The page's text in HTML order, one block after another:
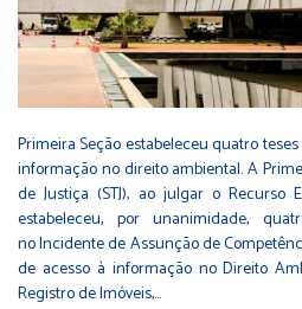
Primeira Seção estabeleceu quatro
informação no direito ambiental. A
de Justiça (STJ), ao julgar o Recurso
estabeleceu, por unanimidade,
no Incidente de Assunção de
de acesso à informação no Direito
Registro de Imóveis,…